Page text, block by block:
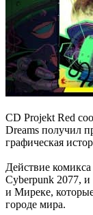
CD Projekt Red
Dreams получил
графическая
Действие
Cyberpunk 2077, и
и Миреке,
городе мира.